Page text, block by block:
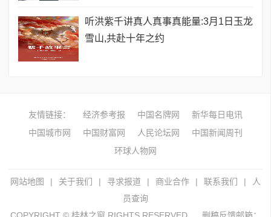
听洪紫千讲真人真事真能量:3月1日玉龙
雪山,共赴十年之约
友情链接： 经济参考报 中国名牌网
新华每日电讯
中国城市网
中国财富网 人民论坛网
中国新闻周刊
环球人物网
网站地图 | 关于我们 | 寻求报道 | 商业合作 | 联系我们 |
人
员查询
COPYRIGHT © 桂林之窗 RIGHTS RESERVED.
删稿反馈邮箱：